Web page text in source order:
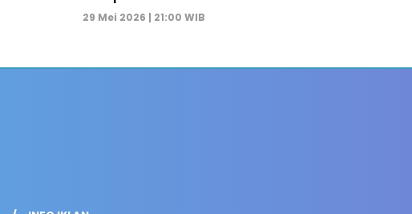
29 Mei 2026 | 21:00 WIB